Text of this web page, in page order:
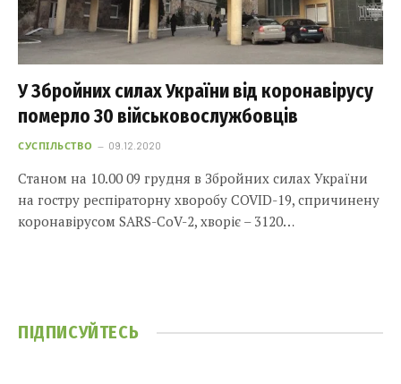
У Збройних силах України від коронавірусу
померло 30 військовослужбовців
СУСПІЛЬСТВО 09.12.2020
Станом на 10.00 09 грудня в Збройних силах України
на гостру респіраторну хворобу COVID-19, спричинену
коронавірусом SARS-CoV-2, хворіє – 3120…
ПІДПИСУЙТЕСЬ